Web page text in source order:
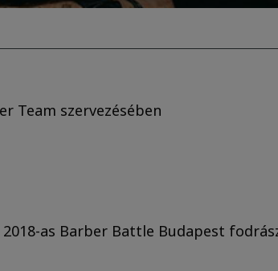
Team szervezésében
as Barber Battle Budapest